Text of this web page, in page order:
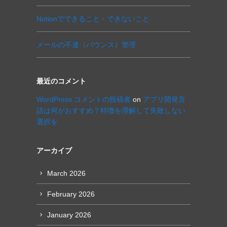
Notionでできること・できないこと
メールの不達（バウンス）管理
最近のコメント
WordPress コメントの投稿者 on アプリ開発言
語は何がおすすめ？特徴を理解して失敗しない
選択を
アーカイブ
March 2026
February 2026
January 2026